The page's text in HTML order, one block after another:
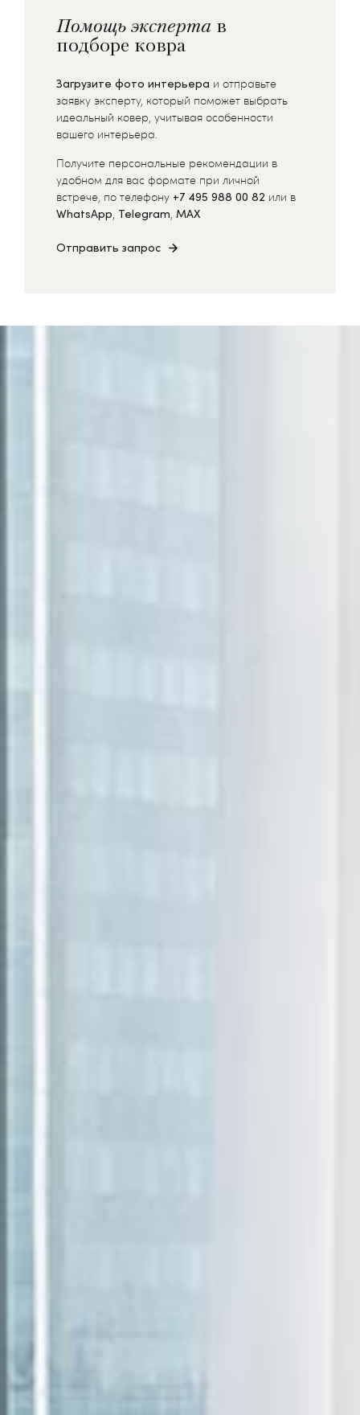
Помощь эксперта в
подборе ковра
Загрузите фото интерьера и отправьте
заявку эксперту, который поможет выбрать
идеальный ковер, учитывая особенности
вашего интерьера.
Получите персональные рекомендации в
удобном для вас формате при личной
встрече, по телефону +7 495 988 00 82 или в
WhatsApp, Telegram, MAX
Отправить запрос